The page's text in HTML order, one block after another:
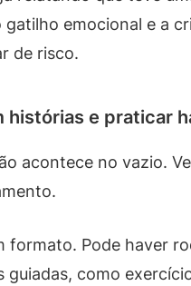
emocional e a
de risco.
histórias e praticar
acontece no vazio.
formato. Pode haver
como